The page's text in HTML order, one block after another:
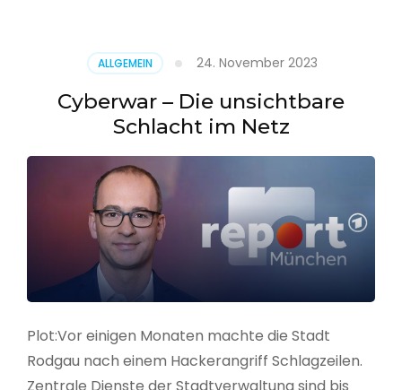
ALLGEMEIN 24. November 2023
Cyberwar – Die unsichtbare
Schlacht im Netz
Plot:Vor einigen Monaten machte die Stadt
Rodgau nach einem Hackerangriff Schlagzeilen.
Zentrale Dienste der Stadtverwaltung sind bis